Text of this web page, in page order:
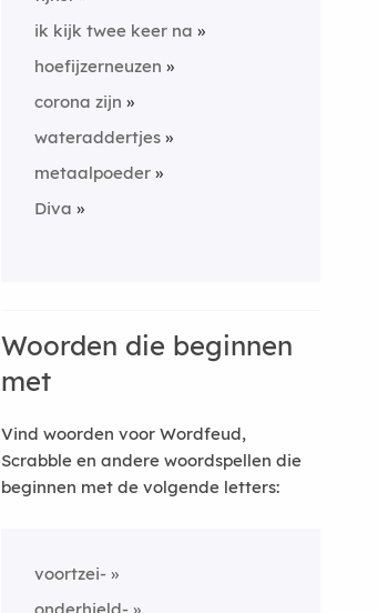
ik kijk twee keer na
hoefijzerneuzen
corona zijn
wateraddertjes
metaalpoeder
Diva
Woorden die beginnen
met
Vind woorden voor Wordfeud,
Scrabble en andere woordspellen die
beginnen met de volgende letters:
voortzei-